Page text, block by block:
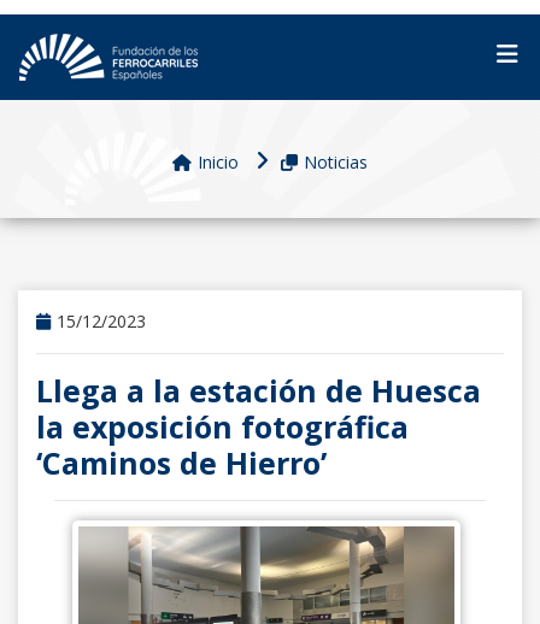
Inicio Noticias
15/12/2023
Llega a la estación de Huesca
la exposición fotográfica
‘Caminos de Hierro’